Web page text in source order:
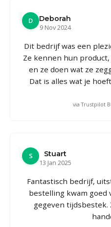
D
Deborah
9 Nov 2024
Dit bedrijf was een
Ze kennen hun
en ze doen wat ze
Dat is alles wat je
via Trustpilot
S
Stuart
13 Jan 2025
Fantastisch bedrijf,
bestelling kwam
gegeven